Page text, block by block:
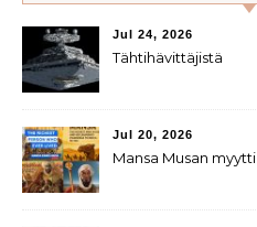
Jul 24, 2026
Tähtihävittäjistä
Jul 20, 2026
Mansa Musan myytti